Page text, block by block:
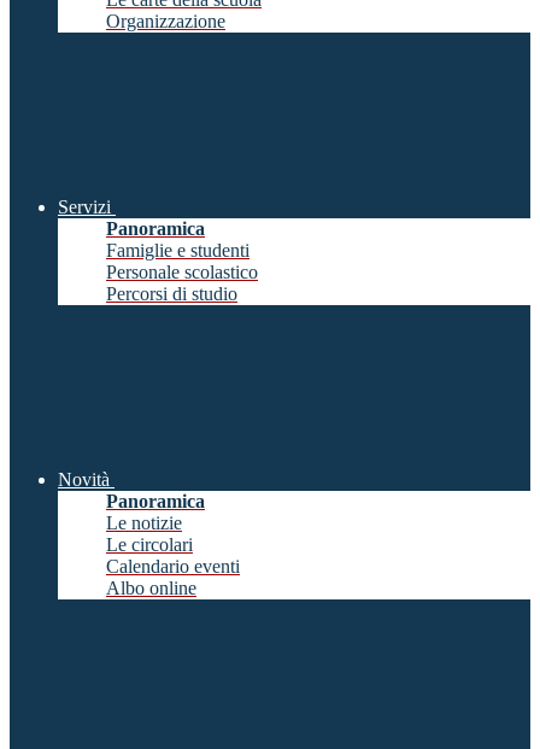
Organizzazione
Servizi
Panoramica
Famiglie e studenti
Personale scolastico
Percorsi di studio
Novità
Panoramica
Le notizie
Le circolari
Calendario eventi
Albo online